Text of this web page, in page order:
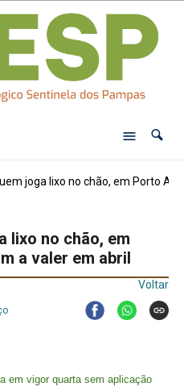
joga lixo no chão, em Porto
lixo no chão, em
a valer em abril
Voltar
em vigor quarta sem aplicação